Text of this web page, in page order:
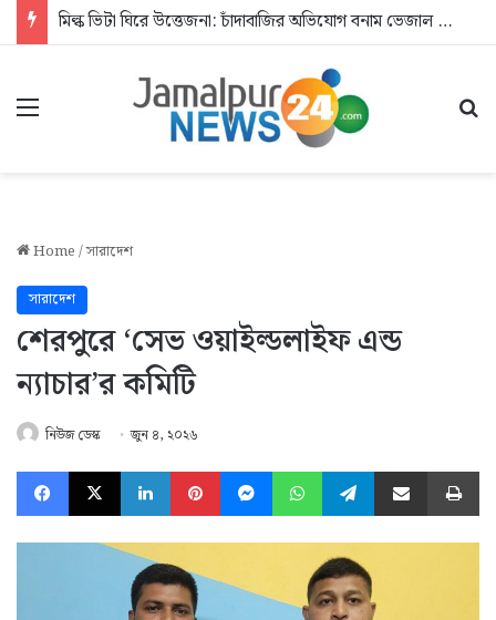
মিল্ক ভিটা ঘিরে উত্তেজনা: চাঁদাবাজির অভিযোগ বনাম ভেজাল দুধের জিডি
Menu
Home/সারাদেশ
সারাদেশ
শেরপুরে ‘সেভ ওয়াইল্ডলাইফ এন্ড
ন্যাচার’র কমিটি
নিউজ ডেস্ক জুন ৪, ২০২৬
Facebook
X LinkedInPinterestMessengerWhatsAppTelegramShare via Email